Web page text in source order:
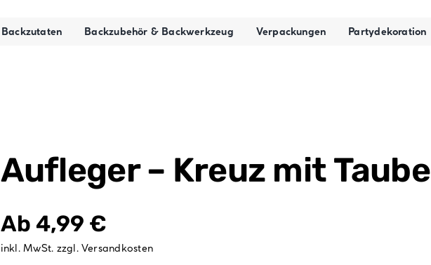
Backzutaten Backzubehör & Backwerkzeug Verpackungen Partydekoration
Aufleger – Kreuz mit Taube
Ab 4,99 €
inkl. MwSt. zzgl. Versandkosten